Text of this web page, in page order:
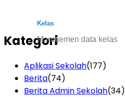
Kelas
Manajemen data kelas
Kategori
Aplikasi Sekolah(177)
Berita(74)
Berita Admin Sekolah(34)